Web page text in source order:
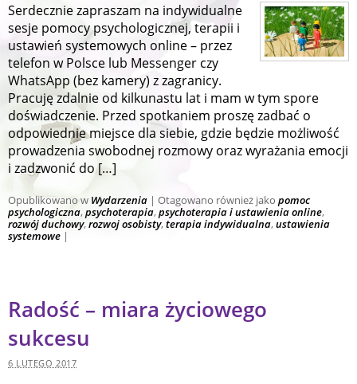
Serdecznie zapraszam na indywidualne
sesje pomocy psychologicznej, terapii i
ustawień systemowych online – przez
telefon w Polsce lub Messenger czy
WhatsApp (bez kamery) z zagranicy.
Pracuję zdalnie od kilkunastu lat i mam w tym spore
doświadczenie. Przed spotkaniem proszę zadbać o
odpowiednie miejsce dla siebie, gdzie będzie możliwość
prowadzenia swobodnej rozmowy oraz wyrażania emocji
i zadzwonić do […]
Opublikowano w Wydarzenia | Otagowano również jako pomoc
psychologiczna,psychoterapia,psychoterapia i ustawienia online,
rozwój duchowy,rozwoj osobisty,terapia indywidualna,ustawienia
systemowe |
Radość – miara życiowego
sukcesu
6 LUTEGO 2017